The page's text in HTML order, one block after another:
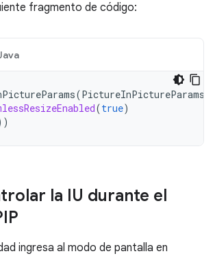
fragmento de código:
(PictureInPictureParams
(true)
la IU durante el
ingresa al modo de pantalla en